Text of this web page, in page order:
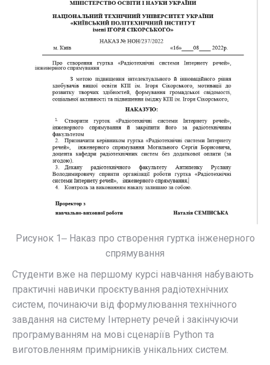
Рисунок 1‒ Наказ про створення гуртка інженерного
спрямування
Студенти вже на першому курсі навчання набувають
практичні навички проєктування радіотехнічних
систем, починаючи від формулювання технічного
завдання на систему Інтернету речей і закінчуючи
програмуванням на мові сценаріїв Python та
виготовленням примірників унікальних систем.